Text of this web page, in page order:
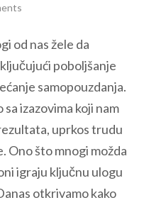
od nas žele da
poboljšanje
samopouzdanja.
izazovima koji nam
uprkos trudu
Ono što mnogi možda
igraju ključnu ulogu
otkrivamo kako